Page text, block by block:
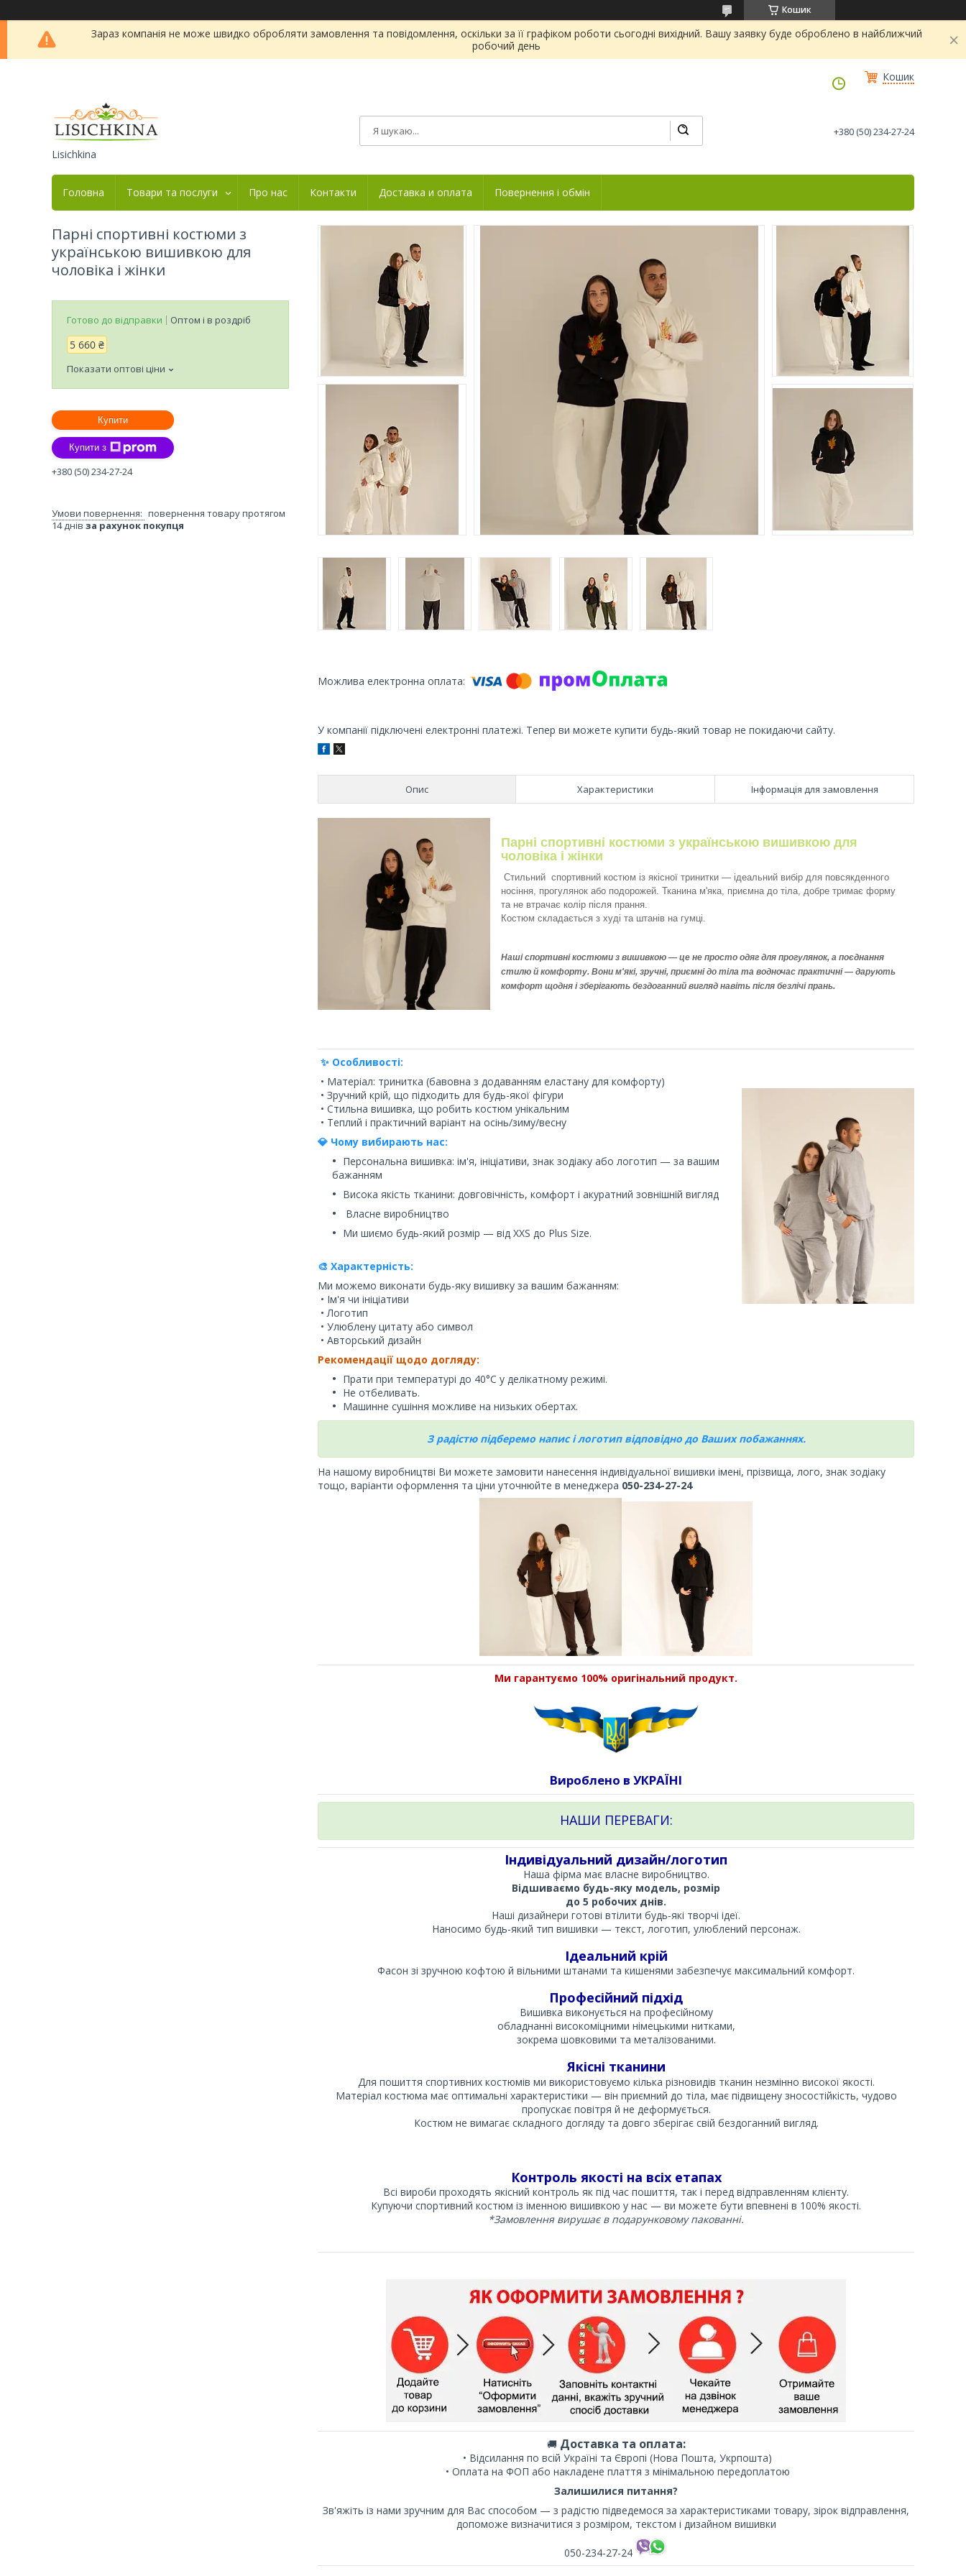
Кошик
Зараз компанія не може швидко обробляти замовлення та повідомлення, оскільки за її графіком роботи сьогодні вихідний. Вашу заявку буде оброблено в найближчий
робочий день
Кошик
Lisichkina
+380 (50) 234-27-24
Головна Товари та послуги Про нас Контакти Доставка и оплата Повернення і обмін
У компанії підключені електронні платежі. Тепер ви можете купити будь-який товар не покидаючи сайту.
Опис Характеристики Інформація для замовлення
Парні спортивні костюми з українською вишивкою для
чоловіка і жінки
Стильний спортивний костюм із якісної тринитки — ідеальний вибір для повсякденного
носіння, прогулянок або подорожей. Тканина м'яка, приємна до тіла, добре тримає форму
та не втрачає колір після прання.
Костюм складається з худі та штанів на гумці.
Наші спортивні костюми з вишивкою — це не просто одяг для прогулянок, а поєднання
стилю й комфорту. Вони м'які, зручні, приємні до тіла та водночас практичні — дарують
комфорт щодня і зберігають бездоганний вигляд навіть після безлічі прань.
✨ Особливості:
• Матеріал: тринитка (бавовна з додаванням еластану для комфорту)
• Зручний крій, що підходить для будь-якої фігури
• Стильна вишивка, що робить костюм унікальним
• Теплий і практичний варіант на осінь/зиму/весну
💎 Чому вибирають нас:
Персональна вишивка: ім'я, ініціативи, знак зодіаку або логотип — за вашим
бажанням
Висока якість тканини: довговічність, комфорт і акуратний зовнішній вигляд
Власне виробництво
Ми шиємо будь-який розмір — від ХXS до Plus Size.
🎨 Характерність:
Ми можемо виконати будь-яку вишивку за вашим бажанням:
• Ім'я чи ініціативи
• Логотип
• Улюблену цитату або символ
• Авторський дизайн
Рекомендації щодо догляду:
Прати при температурі до 40°C у делікатному режимі.
Не отбеливать.
Машинне сушіння можливе на низьких обертах.
З радістю підберемо напис і логотип відповідно до Ваших побажаннях.
На нашому виробництві Ви можете замовити нанесення індивідуальної вишивки імені, прізвища, лого, знак зодіаку
тощо, варіанти оформлення та ціни уточнюйте в менеджера 050-234-27-24
Ми гарантуємо 100% оригінальний продукт.
Вироблено в УКРАЇНІ
НАШИ ПЕРЕВАГИ:
Індивідуальний дизайн/логотип
Наша фірма має власне виробництво.
Відшиваємо будь-яку модель, розмір
до 5 робочих днів.
Наші дизайнери готові втілити будь-які творчі ідеї.
Наносимо будь-який тип вишивки — текст, логотип, улюблений персонаж.
Ідеальний крій
Фасон зі зручною кофтою й вільними штанами та кишенями забезпечує максимальний комфорт.
Професійний підхід
Вишивка виконується на професійному
обладнанні високоміцними німецькими нитками,
зокрема шовковими та металізованими.
Якісні тканини
Для пошиття спортивних костюмів ми використовуємо кілька різновидів тканин незмінно високої якості.
Матеріал костюма має оптимальні характеристики — він приємний до тіла, має підвищену зносостійкість, чудово
пропускає повітря й не деформується.
Костюм не вимагає складного догляду та довго зберігає свій бездоганний вигляд.
Контроль якості на всіх етапах
Всі вироби проходять якісний контроль як під час пошиття, так і перед відправленням клієнту.
Купуючи спортивний костюм із іменною вишивкою у нас — ви можете бути впевнені в 100% якості.
*Замовлення вирушає в подарунковому пакованні.
🚚 Доставка та оплата:
• Відсилання по всій Україні та Європі (Нова Пошта, Укрпошта)
• Оплата на ФОП або накладене плаття з мінімальною передоплатою
Залишилися питання?
Зв'яжіть із нами зручним для Вас способом — з радістю підведемося за характеристиками товару, зірок відправлення,
допоможе визначитися з розміром, текстом і дизайном вишивки
050-234-27-24
Парні спортивні костюми з
українською вишивкою для
чоловіка і жінки
Готово до відправки Оптом і в роздріб
5 660 ₴
Показати оптові ціни
Купити
Купити з
+380 (50) 234-27-24
повернення товару протягом
14 днів за рахунок покупця